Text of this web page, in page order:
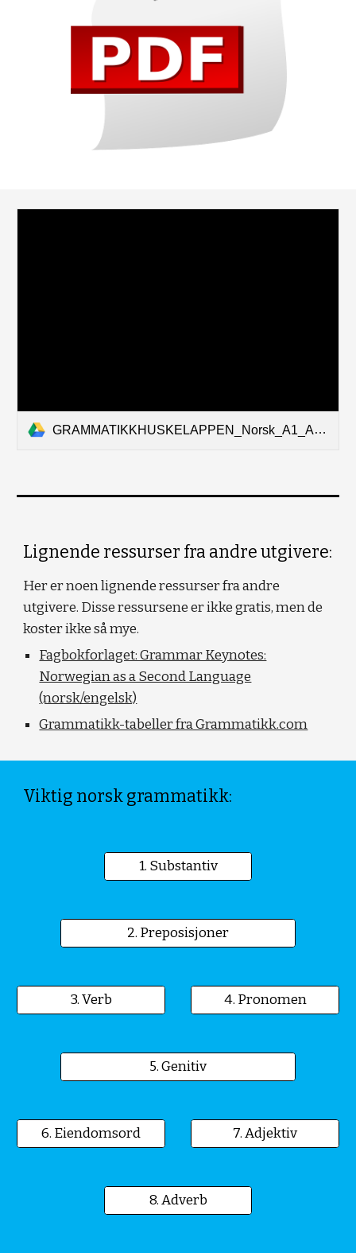
GRAMMATIKKHUSKELAPPEN_Norsk_A1_A2_B1 - v2_2.pdf
Lignende ressurser fra andre utgivere:
Her er noen lignende ressurser fra andre
utgivere. Disse ressursene er ikke gratis, men de
koster ikke så mye.
Fagbokforlaget: Grammar Keynotes:
Norwegian as a Second Language
(norsk/engelsk)
Grammatikk-tabeller fra Grammatikk.com
Viktig norsk grammatikk:
1. Substantiv
2. Preposisjoner
3. Verb 4. Pronomen
5. Genitiv
6. Eiendomsord 7. Adjektiv
8. Adverb